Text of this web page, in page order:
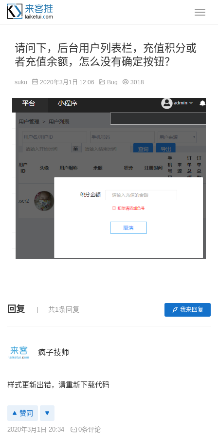
请问下，后台用户列表栏，充值积分或
者充值余额，怎么没有确定按钮？
suku 2020年3月1日 12:06 Bug 3018
回复 共1条回复 我来回复
疯子技师
样式更新出错，请重新下载代码
赞同
2020年3月1日 20:34 0条评论